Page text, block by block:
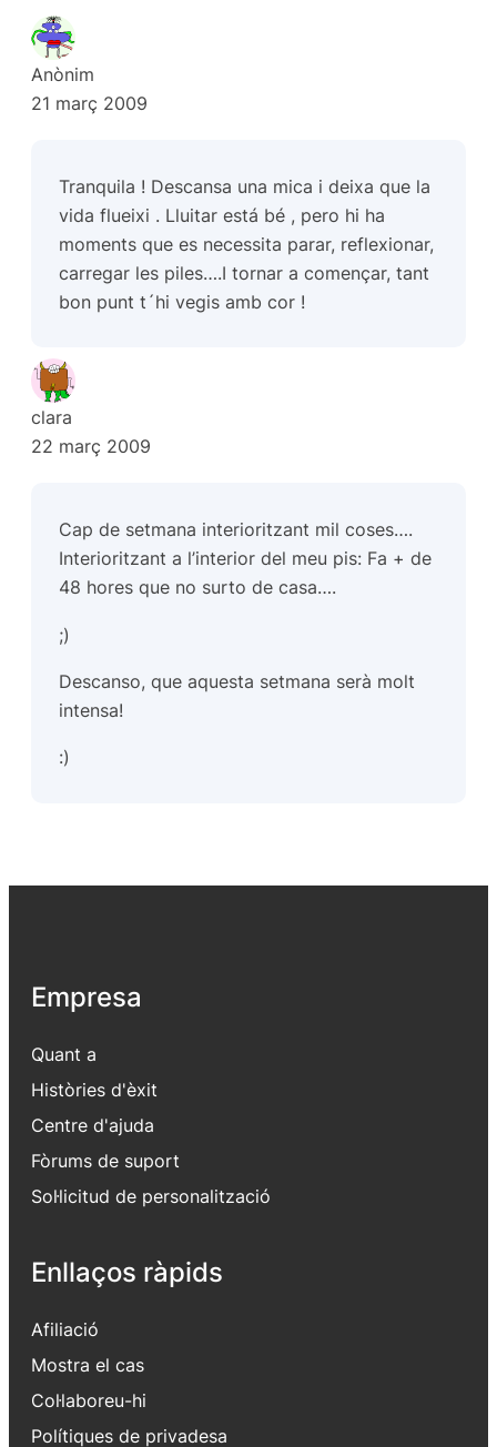
Anònim
21 març 2009
Tranquila ! Descansa una mica i deixa que la
vida flueixi . Lluitar está bé , pero hi ha
moments que es necessita parar, reflexionar,
carregar les piles….I tornar a començar, tant
bon punt t´hi vegis amb cor !
clara
22 març 2009
Cap de setmana interioritzant mil coses….
Interioritzant a l’interior del meu pis: Fa + de
48 hores que no surto de casa….
;)
Descanso, que aquesta setmana serà molt
intensa!
:)
Empresa
Quant a
Històries d'èxit
Centre d'ajuda
Fòrums de suport
Sol·licitud de personalització
Enllaços ràpids
Afiliació
Mostra el cas
Col·laboreu-hi
Polítiques de privadesa